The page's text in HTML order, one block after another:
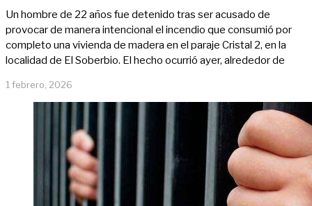
Un hombre de 22 años fue detenido tras ser acusado de
provocar de manera intencional el incendio que consumió por
completo una vivienda de madera en el paraje Cristal 2, en la
localidad de El Soberbio. El hecho ocurrió ayer, alrededor de
1 febrero, 2026